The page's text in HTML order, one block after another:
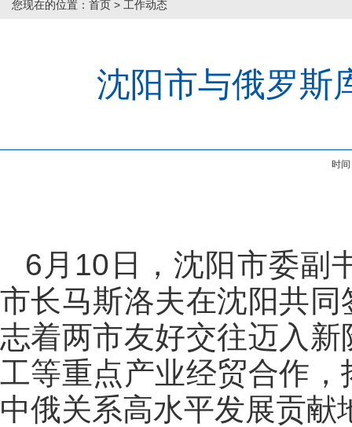
您现在的位置： 首页 > 工作动态
沈阳市与俄罗斯
时
6月10日，沈阳市委副
市长马斯洛夫在沈阳共
志着两市友好交往迈入
工等重点产业经贸合作
中俄关系高水平发展贡献